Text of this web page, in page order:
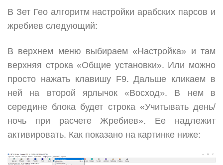
В Зет Гео алгоритм настройки арабских парсов и
жребиев следующий:
В верхнем меню выбираем «Настройка» и там
верхняя строка «Общие установки». Или можно
просто нажать клавишу F9. Дальше кликаем в
ней на второй ярлычок «Восход». В нем в
середине блока будет строка «Учитывать день/
ночь при расчете Жребиев». Ее надлежит
активировать. Как показано на картинке ниже: